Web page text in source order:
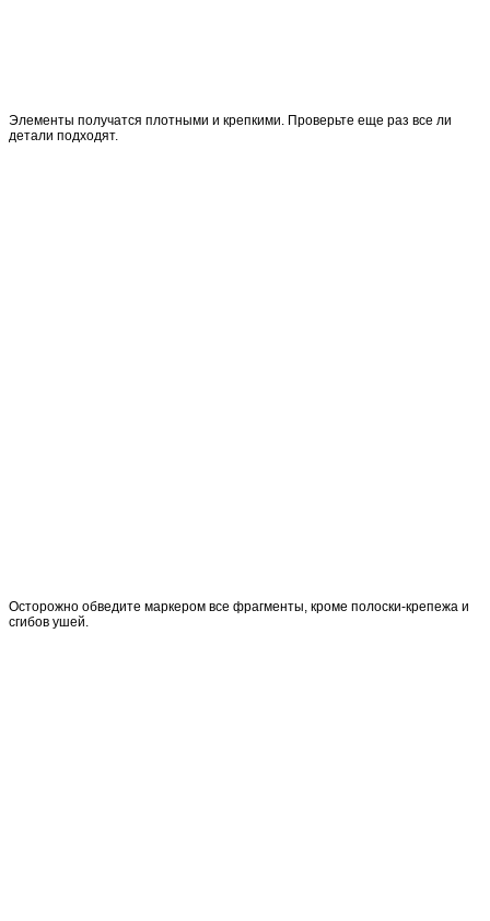
Элементы получатся плотными и крепкими. Проверьте еще раз все ли
детали подходят.
Осторожно обведите маркером все фрагменты, кроме полоски-крепежа и
сгибов ушей.